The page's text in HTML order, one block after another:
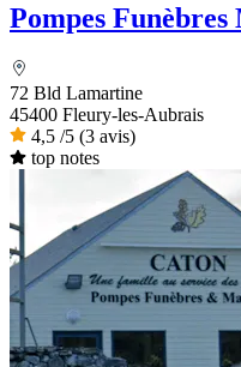
Pompes
72 Bld Lamartine
45400 Fleury-les-Aubrais
4,5 /5 (3 avis)
top notes